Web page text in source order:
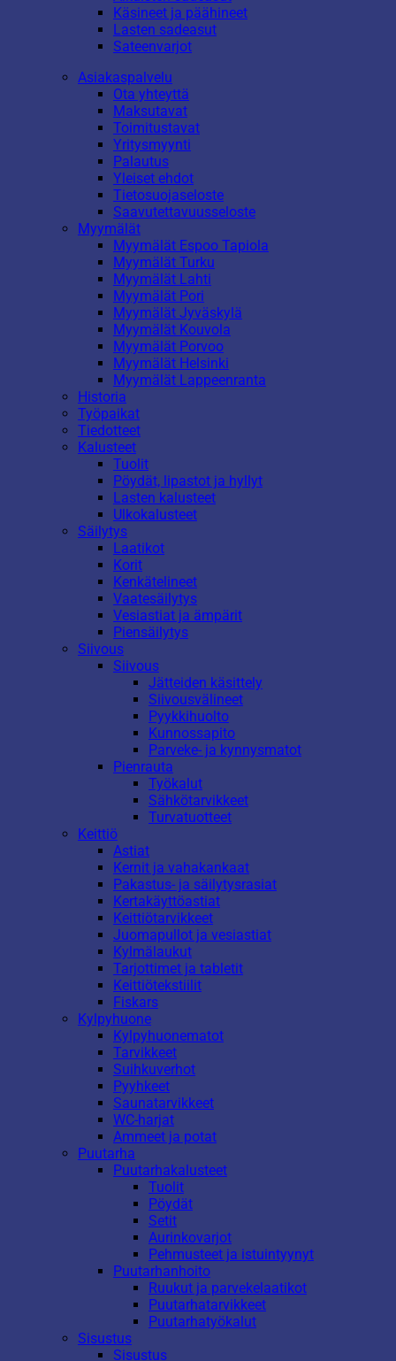
Käsineet ja päähineet
Lasten sadeasut
Sateenvarjot
Asiakaspalvelu
Ota yhteyttä
Maksutavat
Toimitustavat
Yritysmyynti
Palautus
Yleiset ehdot
Tietosuojaseloste
Saavutettavuusseloste
Myymälät
Myymälät Espoo Tapiola
Myymälät Turku
Myymälät Lahti
Myymälät Pori
Myymälät Jyväskylä
Myymälät Kouvola
Myymälät Porvoo
Myymälät Helsinki
Myymälät Lappeenranta
Historia
Työpaikat
Tiedotteet
Kalusteet
Tuolit
Pöydät, lipastot ja hyllyt
Lasten kalusteet
Ulkokalusteet
Säilytys
Laatikot
Korit
Kenkätelineet
Vaatesäilytys
Vesiastiat ja ämpärit
Piensäilytys
Siivous
Siivous
Jätteiden käsittely
Siivousvälineet
Pyykkihuolto
Kunnossapito
Parveke- ja kynnysmatot
Pienrauta
Työkalut
Sähkötarvikkeet
Turvatuotteet
Keittiö
Astiat
Kernit ja vahakankaat
Pakastus- ja säilytysrasiat
Kertakäyttöastiat
Keittiötarvikkeet
Juomapullot ja vesiastiat
Kylmälaukut
Tarjottimet ja tabletit
Keittiötekstiilit
Fiskars
Kylpyhuone
Kylpyhuonematot
Tarvikkeet
Suihkuverhot
Pyyhkeet
Saunatarvikkeet
WC-harjat
Ammeet ja potat
Puutarha
Puutarhakalusteet
Tuolit
Pöydät
Setit
Aurinkovarjot
Pehmusteet ja istuintyynyt
Puutarhanhoito
Ruukut ja parvekelaatikot
Puutarhatarvikkeet
Puutarhatyökalut
Sisustus
Sisustus